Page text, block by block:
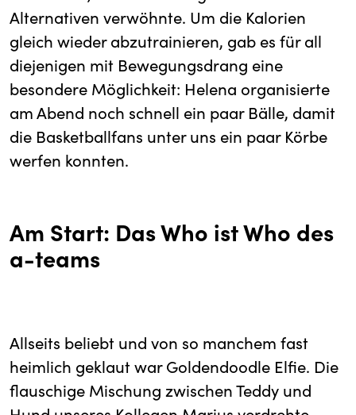
Alternativen verwöhnte. Um die Kalorien
gleich wieder abzutrainieren, gab es für all
diejenigen mit Bewegungsdrang eine
besondere Möglichkeit: Helena organisierte
am Abend noch schnell ein paar Bälle, damit
die Basketballfans unter uns ein paar Körbe
werfen konnten.
Am Start: Das Who ist Who des
a-teams
Allseits beliebt und von so manchem fast
heimlich geklaut war Goldendoodle Elfie. Die
flauschige Mischung zwischen Teddy und